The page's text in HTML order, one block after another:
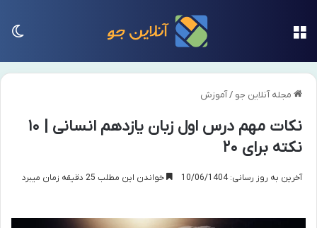
مجله آنلاین جو /آموزش
نکات مهم درس اول زبان یازدهم انسانی | ۱۰
نکته برای ۲۰
آخرین به روز رسانی: 10/06/1404 خواندن این مطلب 25 دقیقه زمان میبرد